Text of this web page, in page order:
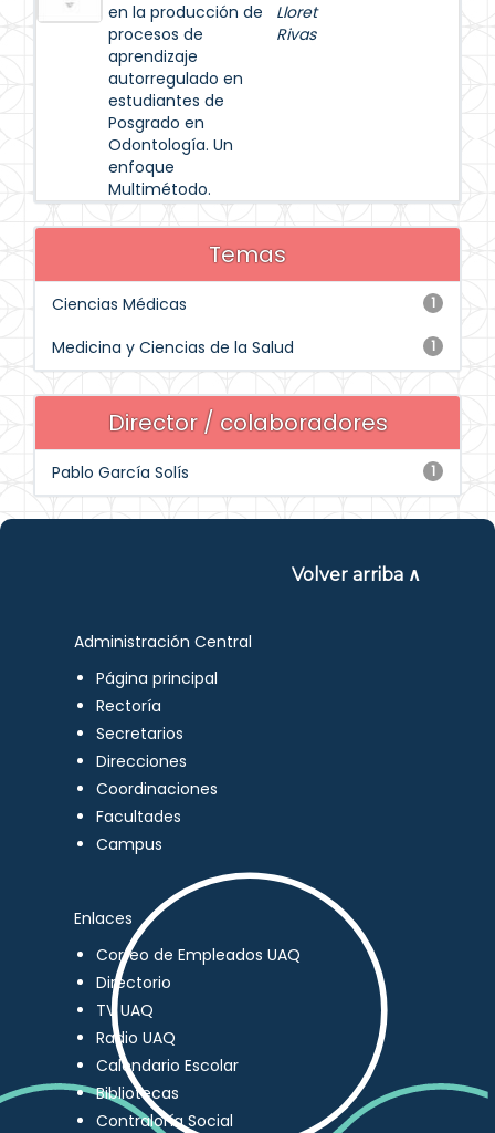
en la producción de
procesos de
aprendizaje
autorregulado en
estudiantes de
Posgrado en
Odontología. Un
enfoque
Multimétodo.
Lloret
Rivas
Temas
1
Ciencias Médicas
1
Medicina y Ciencias de la Salud
Director / colaboradores
1
Pablo García Solís
Volver arriba ∧
Administración Central
Página principal
Rectoría
Secretarios
Direcciones
Coordinaciones
Facultades
Campus
Enlaces
Correo de Empleados UAQ
Directorio
TV UAQ
Radio UAQ
Calendario Escolar
Bibliotecas
Contraloría Social